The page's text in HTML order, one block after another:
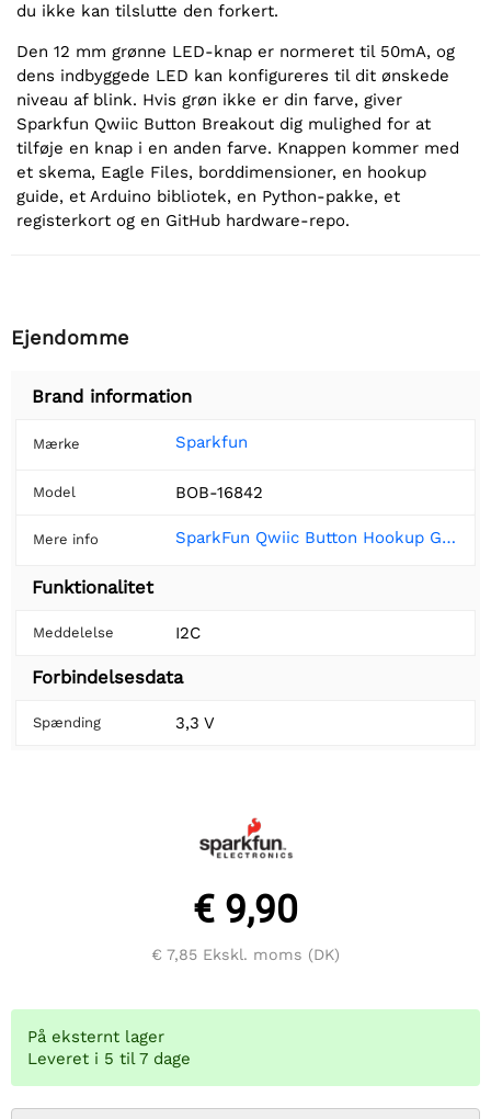
du ikke kan tilslutte den forkert.
Den 12 mm grønne LED-knap er normeret til 50mA, og
dens indbyggede LED kan konfigureres til dit ønskede
niveau af blink. Hvis grøn ikke er din farve, giver
Sparkfun Qwiic Button Breakout dig mulighed for at
tilføje en knap i en anden farve. Knappen kommer med
et skema, Eagle Files, borddimensioner, en hookup
guide, et Arduino bibliotek, en Python-pakke, et
registerkort og en GitHub hardware-repo.
Ejendomme
Brand information
Mærke Sparkfun
Model BOB-16842
Mere info SparkFun Qwiic Button Hookup Guide - SparkFun Learn
Funktionalitet
Meddelelse I2C
Forbindelsesdata
Spænding 3,3 V
€ 9,90
€ 7,85 Ekskl. moms (DK)
På eksternt lager
Leveret i 5 til 7 dage